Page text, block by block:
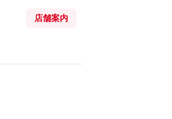
店舗案内